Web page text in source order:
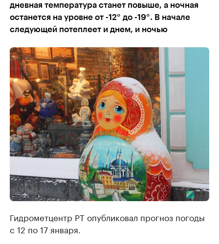
дневная температура станет повыше, а ночная
останется на уровне от -12° до -19°. В начале
следующей потеплеет и днем, и ночью
Гидрометцентр РТ опубликовал прогноз погоды
с 12 по 17 января.